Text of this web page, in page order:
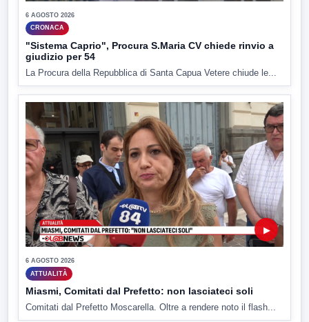
6 AGOSTO 2026
CRONACA
"Sistema Caprio", Procura S.Maria CV chiede rinvio a
giudizio per 54
La Procura della Repubblica di Santa Capua Vetere chiude le...
▶
6 AGOSTO 2026
ATTUALITÀ
Miasmi, Comitati dal Prefetto: non lasciateci soli
Comitati dal Prefetto Moscarella. Oltre a rendere noto il flash...